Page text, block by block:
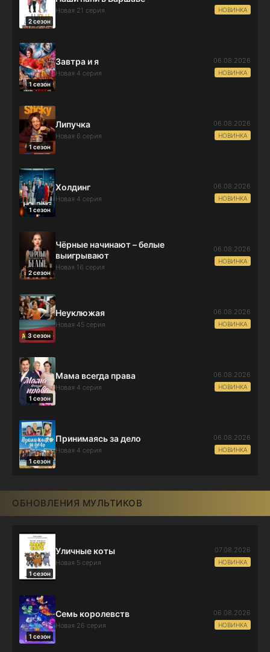
2 сезон
Новая 21 серия НОВИНКА
1 сезон
Завтра и я
Новая 4 серия
06.08.2026
НОВИНКА
1 сезон
Липучка
Новая 6 серия
06.08.2026
НОВИНКА
1 сезон
Холдинг
Новая 4 серия
06.08.2026
НОВИНКА
2 сезон
Чёрные начинают – белые
выигрывают
Новая 16 серия
06.08.2026
НОВИНКА
3 сезон
Неуклюжая
Новая 45 серия
06.08.2026
НОВИНКА
1 сезон
Мама всегда права
Новая 4 серия
06.08.2026
НОВИНКА
1 сезон
Принимаясь за дело
Новая 4 серия
06.08.2026
НОВИНКА
ОБНОВЛЕНИЯ МУЛЬТИКОВ
1 сезон
Уличные коты
Новая 5 серия
07.08.2026
НОВИНКА
1 сезон
Семь королевств
Новая 26 серия
06.08.2026
НОВИНКА